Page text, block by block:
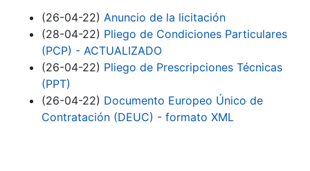
(26-04-22) Anuncio de la licitación
(28-04-22) Pliego de Condiciones Particulares
(PCP) - ACTUALIZADO
(26-04-22) Pliego de Prescripciones Técnicas
(PPT)
(26-04-22) Documento Europeo Único de
Contratación (DEUC) - formato XML